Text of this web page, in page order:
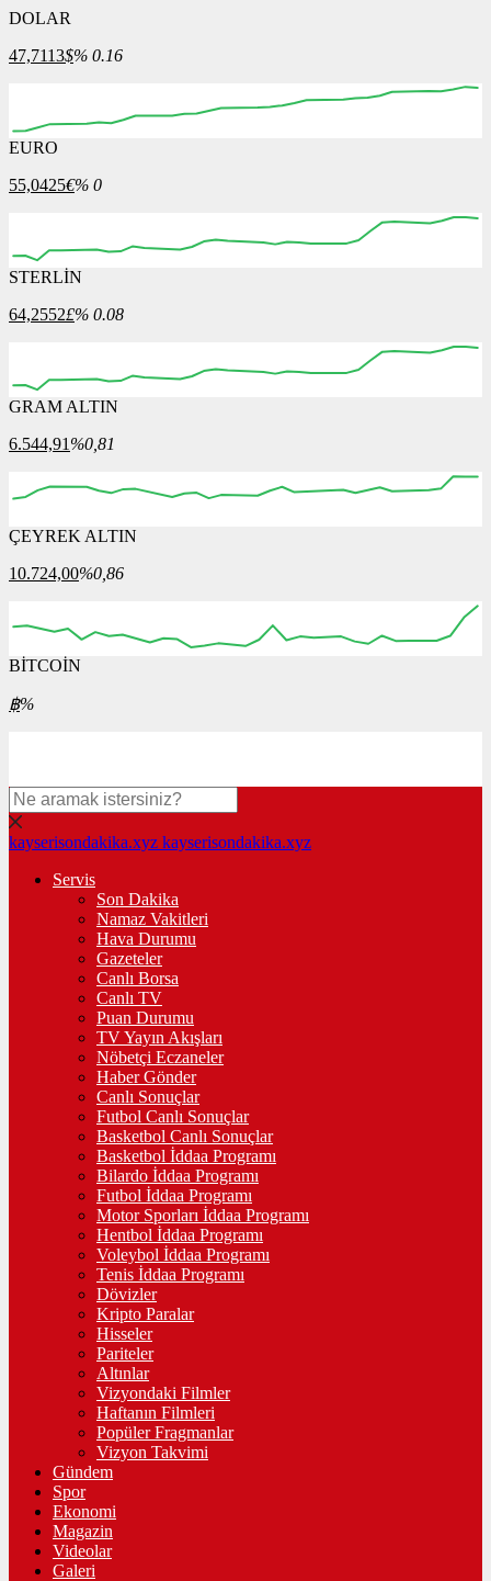
DOLAR
47,7113$% 0.16
EURO
55,0425€% 0
00:00
STERLİN
64,2552£% 0.08
00:00 00:00
GRAM ALTIN
6.544,91 %0,81
00:00
ÇEYREK ALTIN
10.724,00%0,86
00:00
BİTCOİN
฿%
kayserisondakika.xyz kayserisondakika.xyz
Servis
Son Dakika
Namaz Vakitleri
Hava Durumu
Gazeteler
Canlı Borsa
Canlı TV
Puan Durumu
TV Yayın Akışları
Nöbetçi Eczaneler
Haber Gönder
Canlı Sonuçlar
Futbol Canlı Sonuçlar
Basketbol Canlı Sonuçlar
Basketbol İddaa Programı
Bilardo İddaa Programı
Futbol İddaa Programı
Motor Sporları İddaa Programı
Hentbol İddaa Programı
Voleybol İddaa Programı
Tenis İddaa Programı
Dövizler
Kripto Paralar
Hisseler
Pariteler
Altınlar
Vizyondaki Filmler
Haftanın Filmleri
Popüler Fragmanlar
Vizyon Takvimi
Gündem
Spor
Ekonomi
Magazin
Videolar
Galeri